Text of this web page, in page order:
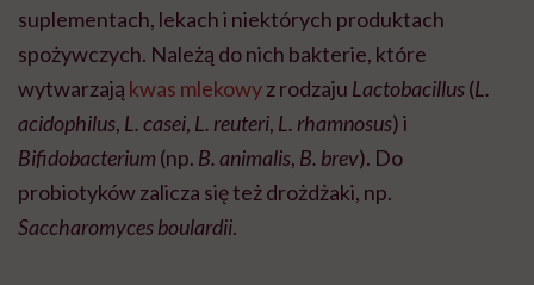
suplementach, lekach i niektórych produktach
spożywczych. Należą do nich bakterie, które
wytwarzają kwas mlekowyz rodzaju Lactobacillus(L.
acidophilus, L. casei, L. reuteri, L. rhamnosus) i
Bifidobacterium (np. B. animalis, B. brev). Do
probiotyków zalicza się też drożdżaki, np.
Saccharomyces boulardii.